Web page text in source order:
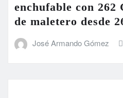
enchufable con
de maletero desde
José Armando Gómez